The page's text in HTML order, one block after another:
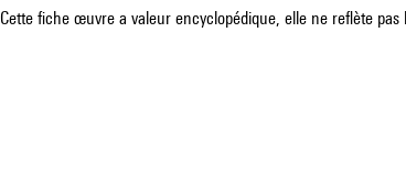
Cette fiche œuvre a valeur encyclopédique, elle ne reflète